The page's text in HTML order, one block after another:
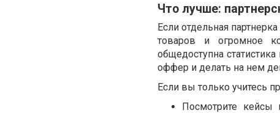
Что лучше:
Если отдельная
товаров и огромное
общедоступна
оффер и делать на нем
Если вы только учитесь
Посмотрите